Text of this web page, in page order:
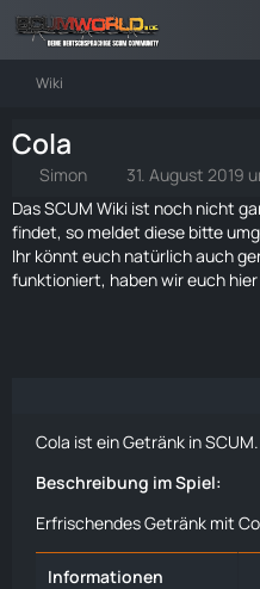
Wiki
Cola
Simon 31. August 2019
Das SCUM Wiki ist noch nicht
findet, so meldet diese bitte
Ihr könnt euch natürlich auch
funktioniert, haben wir euch hier
Cola ist ein Getränk in SCUM.
Beschreibung im Spiel:
Erfrischendes Getränk mit
Informationen